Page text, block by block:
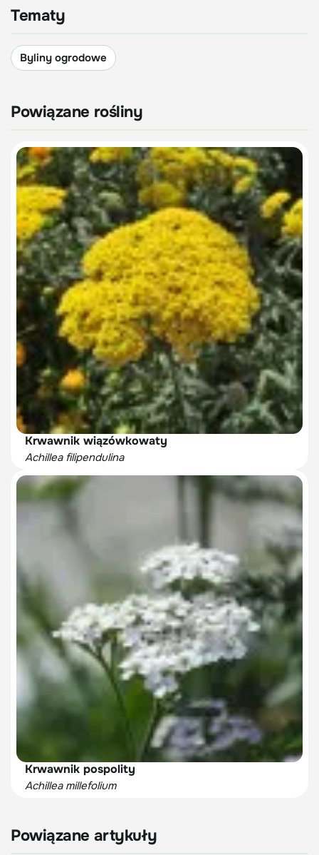
Tematy
Byliny ogrodowe
Powiązane rośliny
Krwawnik wiązówkowaty
Achillea filipendulina
Krwawnik pospolity
Achillea millefolium
Powiązane artykuły